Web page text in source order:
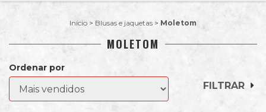
Início > Blusas e jaquetas > Moletom
MOLETOM
Ordenar por
FILTRAR